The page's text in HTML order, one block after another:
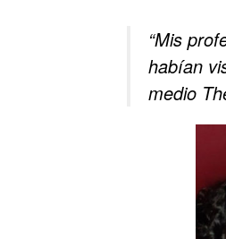
“Mis
habían
medio